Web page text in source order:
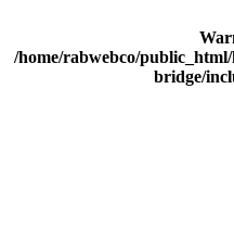
/home/rabwebco/
bridge/